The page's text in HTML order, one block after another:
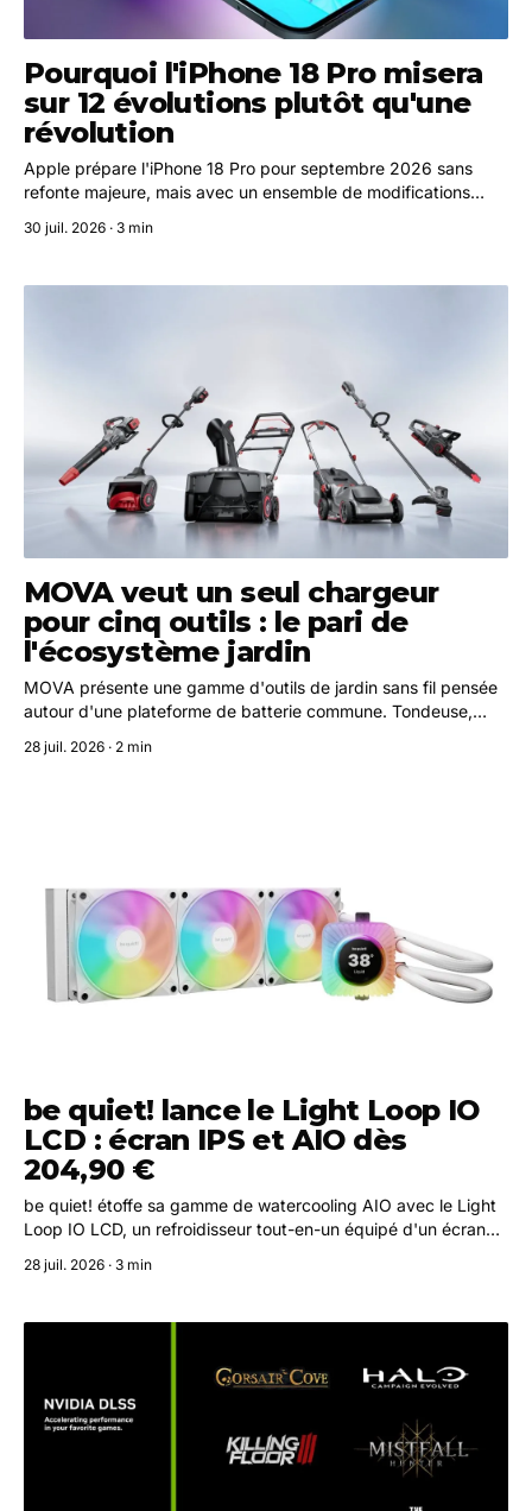
Pourquoi l'iPhone 18 Pro misera
sur 12 évolutions plutôt qu'une
révolution
Apple prépare l'iPhone 18 Pro pour septembre 2026 sans
refonte majeure, mais avec un ensemble de modifications
photo.
30 juil. 2026 · 3 min
MOVA veut un seul chargeur
pour cinq outils : le pari de
l'écosystème jardin
MOVA présente une gamme d'outils de jardin sans fil pensée
autour d'une plateforme de batterie commune. Tondeuse,
tous alimentés par le même accumulateur SyncPack 20 V.
28 juil. 2026 · 2 min
be quiet! lance le Light Loop IO
LCD : écran IPS et AIO dès
204,90 €
be quiet! étoffe sa gamme de watercooling AIO avec le Light
Loop IO LCD, un refroidisseur tout-en-un équipé d'un écran
intégré. Disponible dès le 11 août 2026 à partir de 204,90 €.
28 juil. 2026 · 3 min